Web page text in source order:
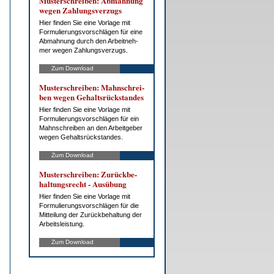
we­gen Zah­lungs­ver­zugs
Hier fin­den Sie ei­ne Vor­la­ge mit
For­mu­lie­rungs­vor­schlä­gen für ei­ne
Ab­mah­nung durch den Ar­beit­neh­
mer we­gen Zah­lungs­ver­zugs.
Zum Download
Mus­ter­schrei­ben: Mahn­schrei­
ben we­gen Ge­halts­rück­stan­des
Hier fin­den Sie ei­ne Vor­la­ge mit
For­mu­lie­rungs­vor­schlä­gen für ein
Mahn­schrei­ben an den Ar­beit­ge­ber
we­gen Ge­halts­rück­stan­des.
Zum Download
Mus­ter­schrei­ben: Zu­rück­be­
hal­tungs­recht - Aus­übung
Hier fin­den Sie ei­ne Vor­la­ge mit
For­mu­lie­rungs­vor­schlä­gen für die
Mit­tei­lung der Zu­rück­be­hal­tung der
Ar­beits­leis­tung.
Zum Download